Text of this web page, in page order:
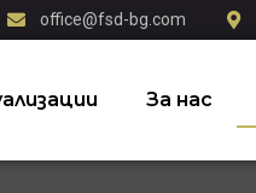
office@fsd-bg.com
За нас